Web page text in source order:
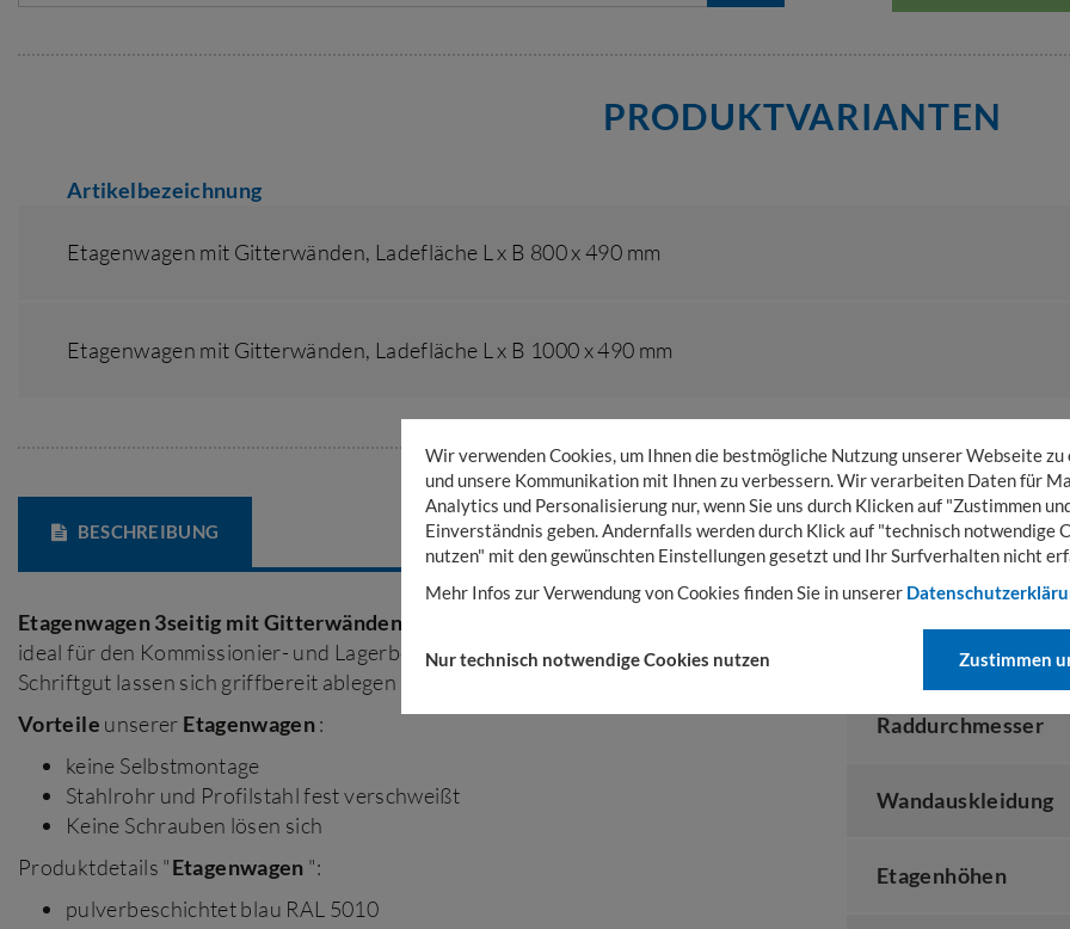
PRODUKTVARIANTEN
Artikelbezeichnung
Etagenwagen mit Gitterwänden, Ladefläche L x B 800 x 490 mm
Etagenwagen mit Gitterwänden, Ladefläche L x B 1000 x 490 mm
BESCHREIBUNG
Etagenwagen3seitig mit Gitterwänden
ideal für den Kommissionier- und Lagerbereich. Aber auch Akten und
Schriftgut lassen sich griffbereit ablegen und verteilen.
Vorteile unserer Etagenwagen:
keine Selbstmontage
Stahlrohr und Profilstahl fest verschweißt
Keine Schrauben lösen sich
Produktdetails "Etagenwagen ":
pulverbeschichtet blau RAL 5010
TECHNISCHE
Tragkraft
Raddurchmesser
Wandauskleidung
Etagenhöhen
Wir verwenden Cookies, um Ihnen die bestmögliche Nutzung unserer Webseite zu
und unsere Kommunikation mit Ihnen zu verbessern. Wir verarbeiten Daten für
Analytics und Personalisierung nur, wenn Sie uns durch Klicken auf "Zustimmen
Einverständnis geben. Andernfalls werden durch Klick auf "technisch notwendige
nutzen" mit den gewünschten Einstellungen gesetzt und Ihr Surfverhalten nicht
Mehr Infos zur Verwendung von Cookies finden Sie in unserer
Nur technisch notwendige Cookies nutzen Zustimmen